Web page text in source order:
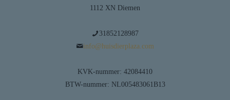
1112 XN Diemen
31852128987
info@huisdierplaza.com
KVK-nummer: 42084410
BTW-nummer: NL005483061B13